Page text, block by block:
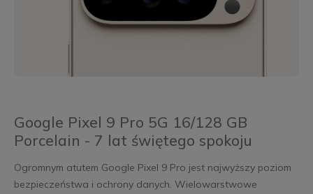
Google Pixel 9 Pro 5G 16/128 GB
Porcelain - 7 lat świętego spokoju
Ogromnym atutem Google Pixel 9 Pro jest najwyższy poziom
bezpieczeństwa i ochrony danych. Wielowarstwowe